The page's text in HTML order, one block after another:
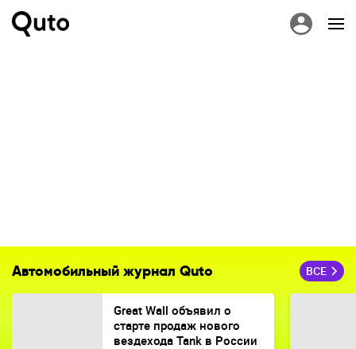
Автомобильный журнал Quto ВСЕ
Great Wall объявил о
старте продаж нового
вездехода Tank в России